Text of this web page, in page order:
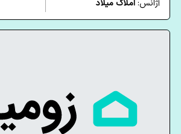
آژانس:املاک میلاد